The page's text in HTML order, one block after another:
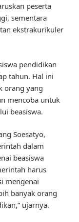
peserta
sementara
ekstrakurikuler
pendidikan
tahun. Hal ini
orang yang
mencoba untuk
beasiswa.
Soesatyo,
dalam
beasiswa
harus
mengenai
banyak orang
ujarnya.